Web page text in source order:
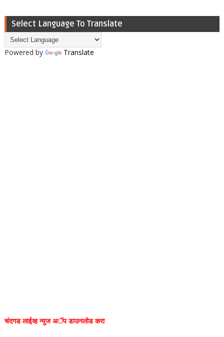
Select Language To Translate
Powered by Translate
चंदगड लाईव्ह न्युज अॅप डाउनलोड करा